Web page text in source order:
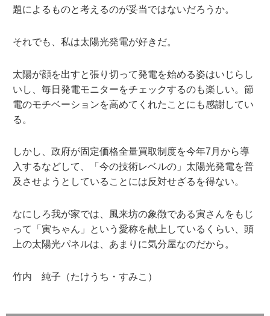
題によるものと考えるのが妥当ではないだろうか。
それでも、私は太陽光発電が好きだ。
太陽が顔を出すと張り切って発電を始める姿はいじらし
いし、毎日発電モニターをチェックするのも楽しい。節
電のモチベーションを高めてくれたことにも感謝してい
る。
しかし、政府が固定価格全量買取制度を今年7月から導
入するなどして、「今の技術レベルの」太陽光発電を普
及させようとしていることには反対せざるを得ない。
なにしろ我が家では、風来坊の象徴である寅さんをもじ
って「寅ちゃん」という愛称を献上しているくらい、頭
上の太陽光パネルは、あまりに気分屋なのだから。
竹内 純子（たけうち・すみこ）